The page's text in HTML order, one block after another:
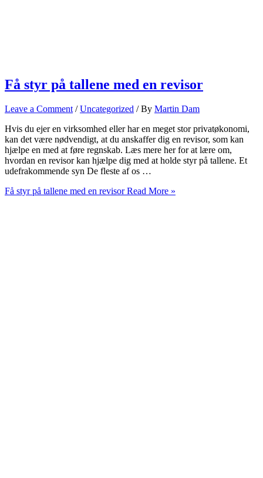
Få styr på tallene med en revisor
Leave a Comment /Uncategorized / By Martin Dam
Hvis du ejer en virksomhed eller har en meget stor privatøkonomi,
kan det være nødvendigt, at du anskaffer dig en revisor, som kan
hjælpe en med at føre regnskab. Læs mere her for at lære om,
hvordan en revisor kan hjælpe dig med at holde styr på tallene. Et
udefrakommende syn De fleste af os …
Få styr på tallene med en revisorRead More »